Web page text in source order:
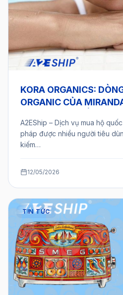
KORA ORGANICS:
ORGANIC CỦA
TỪ A2ESHIP
A2EShip – Dịch vụ mua hộ
pháp được nhiều người tiêu
kiếm…
12/05/2026
TIN TỨC